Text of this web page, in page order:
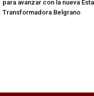
Transformadora Belgrano